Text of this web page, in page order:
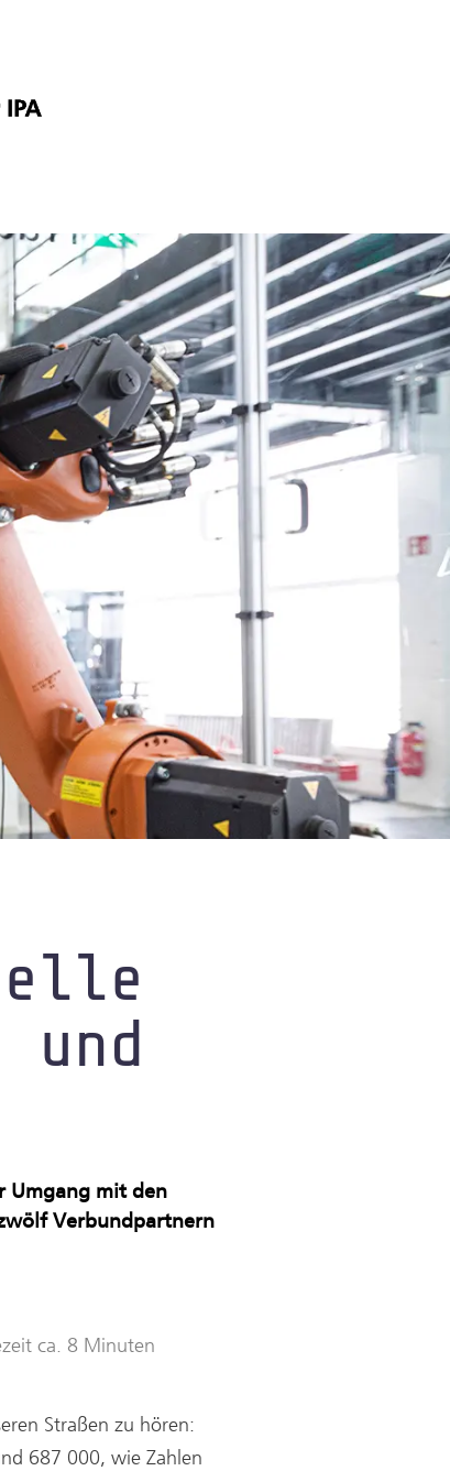
und
Umgang mit den
Verbundpartnern
ca. 8 Minuten
Straßen zu hören:
687 000, wie Zahlen